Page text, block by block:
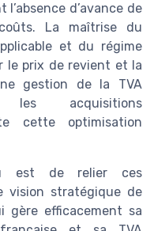
d’avance de
La maîtrise du
et du régime
le prix de revient et la
gestion de la TVA
les acquisitions
cette optimisation
est de relier ces
vision stratégique de
gère efficacement sa